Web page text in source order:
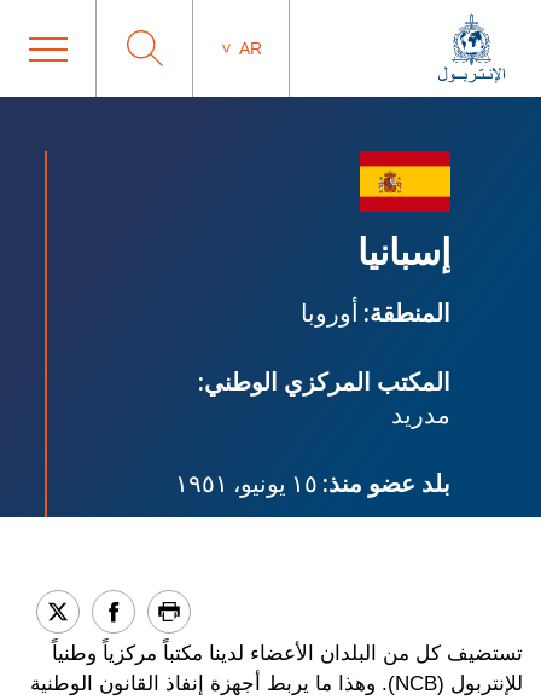
AR
إسبانيا
المنطقة: أوروبا
المكتب المركزي الوطني:
مدريد
بلد عضو منذ:
تستضيف كل من البلدان الأعضاء لدينا مكتباً مركزياً وطنياً
للإنتربول (NCB). وهذا ما يربط أجهزة إنفاذ القانون الوطنية